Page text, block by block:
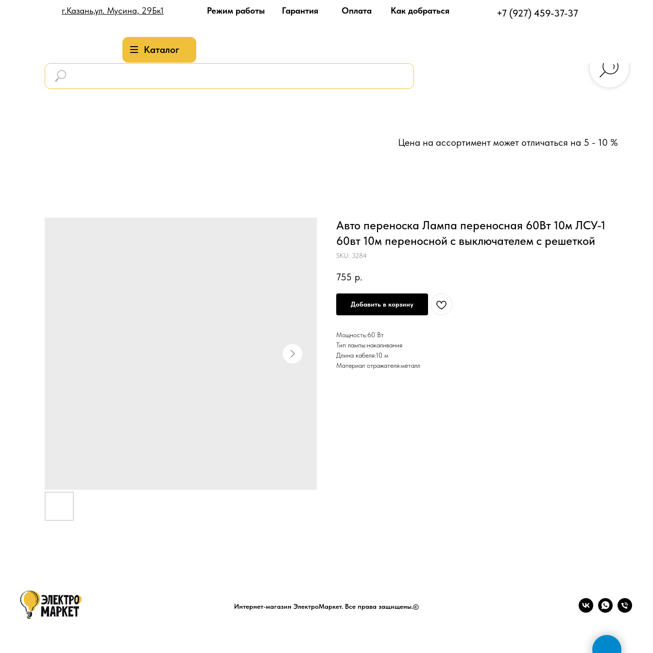
г.Казань,ул. Мусина, 29Бк1
Каталог
+7 (927) 459-37-37
Гарантия Оплата
Режим работы Как добраться
Цена на ассортимент может отличаться на 5 - 10 %
Авто переноска Лампа переносная 60Вт 10м ЛСУ-1
60вт 10м переносной с выключателем с решеткой
SKU: 3284
755 р.
Добавить в корзину
Мощность:60 Вт
Тип лампы:накаливания
Длина кабеля:10 м
Материал отражателя:металл
Интернет-магазин ЭлектроМаркет. Все права защищены.©